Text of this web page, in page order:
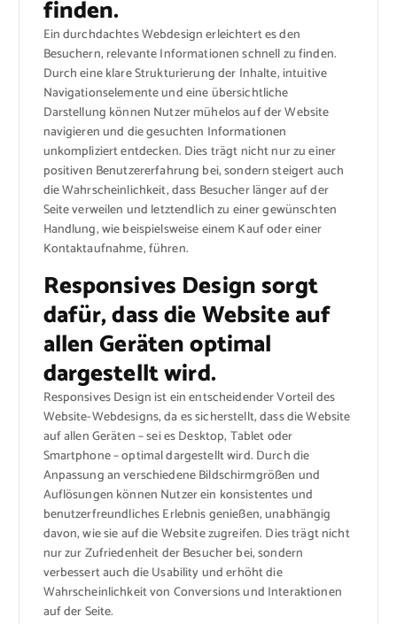
finden.
Ein durchdachtes Webdesign erleichtert es den
Besuchern, relevante Informationen schnell zu finden.
Durch eine klare Strukturierung der Inhalte, intuitive
Navigationselemente und eine übersichtliche
Darstellung können Nutzer mühelos auf der Website
navigieren und die gesuchten Informationen
unkompliziert entdecken. Dies trägt nicht nur zu einer
positiven Benutzererfahrung bei, sondern steigert auch
die Wahrscheinlichkeit, dass Besucher länger auf der
Seite verweilen und letztendlich zu einer gewünschten
Handlung, wie beispielsweise einem Kauf oder einer
Kontaktaufnahme, führen.
Responsives Design sorgt
dafür, dass die Website auf
allen Geräten optimal
dargestellt wird.
Responsives Design ist ein entscheidender Vorteil des
Website-Webdesigns, da es sicherstellt, dass die Website
auf allen Geräten – sei es Desktop, Tablet oder
Smartphone – optimal dargestellt wird. Durch die
Anpassung an verschiedene Bildschirmgrößen und
Auflösungen können Nutzer ein konsistentes und
benutzerfreundliches Erlebnis genießen, unabhängig
davon, wie sie auf die Website zugreifen. Dies trägt nicht
nur zur Zufriedenheit der Besucher bei, sondern
verbessert auch die Usability und erhöht die
Wahrscheinlichkeit von Conversions und Interaktionen
auf der Seite.